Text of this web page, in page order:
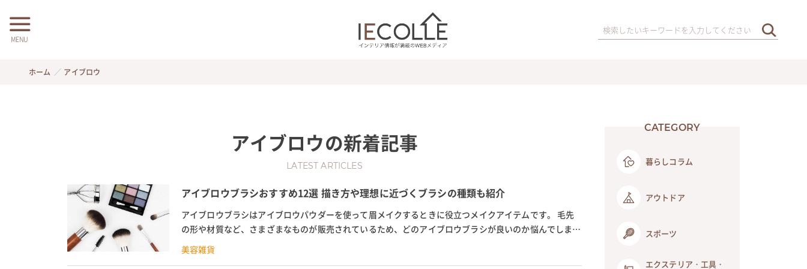
MENU
ホーム アイブロウ
アイブロウの新着記事
LATEST ARTICLES
アイブロウブラシおすすめ12選 描き方や理想に近づくブラシの種類も紹介
アイブロウブラシはアイブロウパウダーを使って眉メイクするときに役立つメイクアイテムです。 毛先
の形や材質など、さまざまなものが販売されているため、どのアイブロウブラシが良いのか悩んでしまう
人も多いのでは。 そこで今回は、アイブロウブラシの...
美容雑貨
CATEGORY
暮らしコラム
アウトドア
スポーツ
エクステリア・工具・